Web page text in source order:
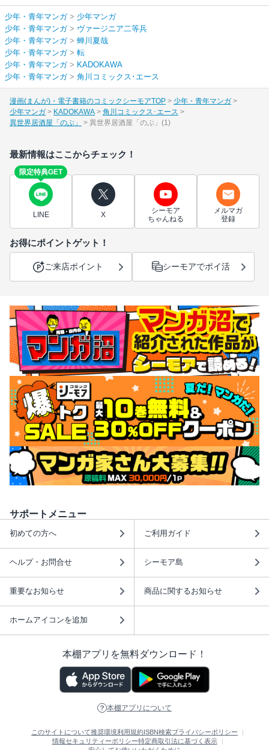
少年・青年マンガ> 少年マンガ
少年・青年マンガ> ヴァージニア二等兵
少年・青年マンガ> 蝉川夏哉
少年・青年マンガ> 転
少年・青年マンガ> KADOKAWA
少年・青年マンガ> 角川コミックス･エース
漫画(まんが)・電子書籍のコミックシーモアTOP
少年・青年マンガ
少年マンガ
KADOKAWA
角川コミックス･エース
異世界居酒屋「のぶ」
異世界居酒屋「のぶ」(1)
最新情報はここからチェック！
限定特典GET
LINE X
シーモア
ちゃんねる
メルマガ
登録
お得にポイントゲット！
ご来店ポイント シーモアでポイ活
サポートメニュー
初めての方へ ご利用ガイド
ヘルプ・お問合せ シーモア島
重要なお知らせ 商品に関するお知らせ
ホームアイコンを追加
本棚アプリを無料ダウンロード！
本棚アプリについて
このサイトについて推奨環境利用規約ISBN検索プライバシーポリシー
情報セキュリティーポリシー特定商取引法に基づく表示